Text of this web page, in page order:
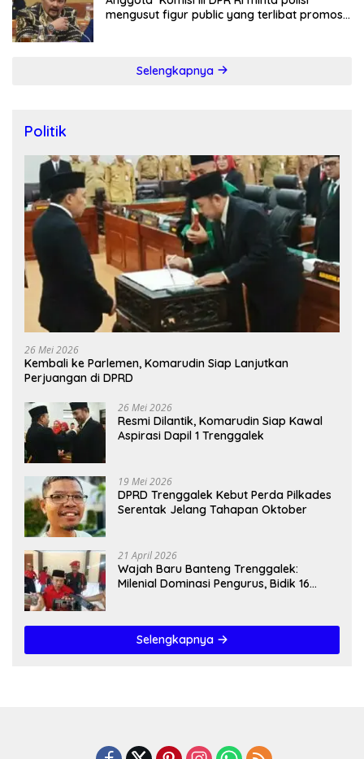
mengusut figur public yang terlibat promosi
Selengkapnya
Politik
26 Mei 2026
Kembali ke Parlemen, Komarudin Siap Lanjutkan
Perjuangan di DPRD
26 Mei 2026
Resmi Dilantik, Komarudin Siap Kawal
Aspirasi Dapil 1 Trenggalek
19 Mei 2026
DPRD Trenggalek Kebut Perda Pilkades
Serentak Jelang Tahapan Oktober
21 April 2026
Wajah Baru Banteng Trenggalek:
Milenial Dominasi Pengurus, Bidik 16
Selengkapnya